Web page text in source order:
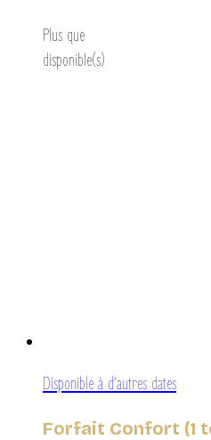
Plus que
disponible(s)
Disponible à d’autres dates
Forfait Confort (1